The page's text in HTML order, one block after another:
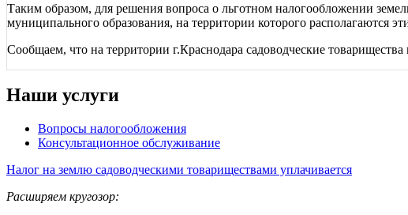
Таким образом, для решения вопроса о льготном налогообложении
муниципального образования, на территории которого располагаются
Сообщаем, что на территории г.Краснодара садоводческие
Наши услуги
Вопросы налогообложения
Консультационное обслуживание
Налог на землю садоводческими товариществами уплачивается
Расширяем кругозор: